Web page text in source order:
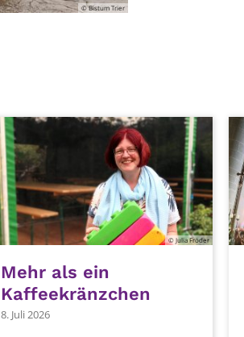
© Bistum Trier
© Julia Fröder
Mehr als ein
Kaffeekränzchen
8. Juli 2026